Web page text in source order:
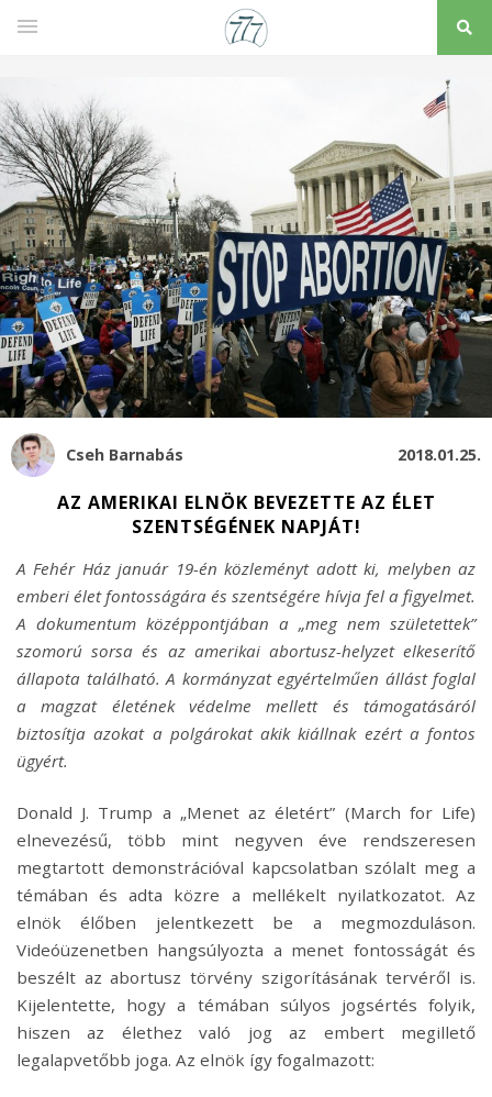
Cseh Barnabás 2018.01.25.
AZ AMERIKAI ELNÖK BEVEZETTE AZ ÉLET
SZENTSÉGÉNEK NAPJÁT!
A Fehér Ház január 19-én közleményt adott ki, melyben az
emberi élet fontosságára és szentségére hívja fel a figyelmet.
A dokumentum középpontjában a „meg nem születettek”
szomorú sorsa és az amerikai abortusz-helyzet elkeserítő
állapota található. A kormányzat egyértelműen állást foglal
a magzat életének védelme mellett és támogatásáról
biztosítja azokat a polgárokat akik kiállnak ezért a fontos
ügyért.
Donald J. Trump a „Menet az életért” (March for Life)
elnevezésű, több mint negyven éve rendszeresen
megtartott demonstrációval kapcsolatban szólalt meg a
témában és adta közre a mellékelt nyilatkozatot. Az
elnök élőben jelentkezett be a megmozduláson.
Videóüzenetben hangsúlyozta a menet fontosságát és
beszélt az abortusz törvény szigorításának tervéről is.
Kijelentette, hogy a témában súlyos jogsértés folyik,
hiszen az élethez való jog az embert megillető
legalapvetőbb joga. Az elnök így fogalmazott: